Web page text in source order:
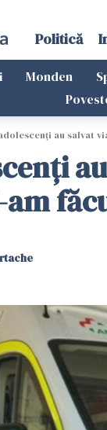
Politică
Monden
au salvat